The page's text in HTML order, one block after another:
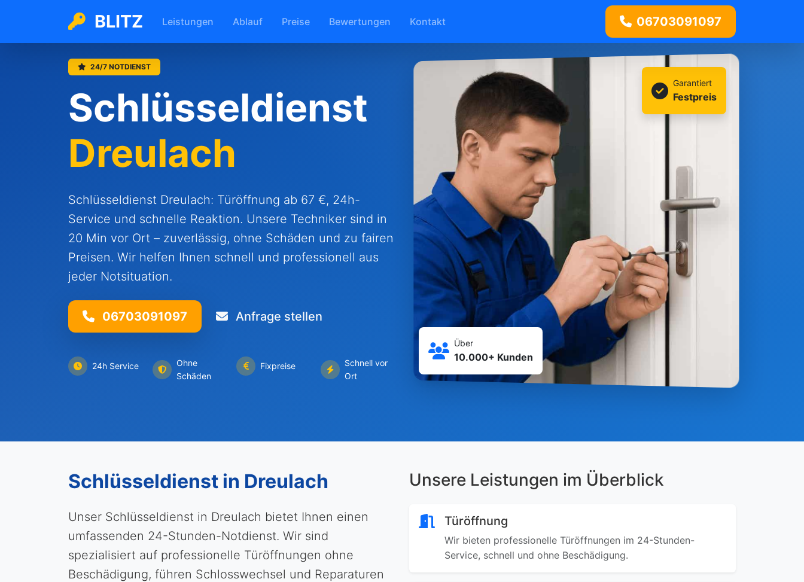
BLITZ Leistungen Ablauf Preise Bewertungen Kontakt 06703091097
24/7 NOTDIENST
Schlüsseldienst
Dreulach
Schlüsseldienst Dreulach: Türöffnung ab 67 €, 24h-
Service und schnelle Reaktion. Unsere Techniker sind in
20 Min vor Ort – zuverlässig, ohne Schäden und zu fairen
Preisen. Wir helfen Ihnen schnell und professionell aus
jeder Notsituation.
06703091097 Anfrage stellen
24h Service
Ohne
Schäden
Fixpreise
Schnell vor
Ort
Garantiert
Festpreis
Über
10.000+ Kunden
Schlüsseldienst in Dreulach
Unser Schlüsseldienst in Dreulach bietet Ihnen einen
umfassenden 24-Stunden-Notdienst. Wir sind
spezialisiert auf professionelle Türöffnungen ohne
Beschädigung, führen Schlosswechsel und Reparaturen
Unsere Leistungen im Überblick
Türöffnung
Wir bieten professionelle Türöffnungen im 24-Stunden-
Service, schnell und ohne Beschädigung.